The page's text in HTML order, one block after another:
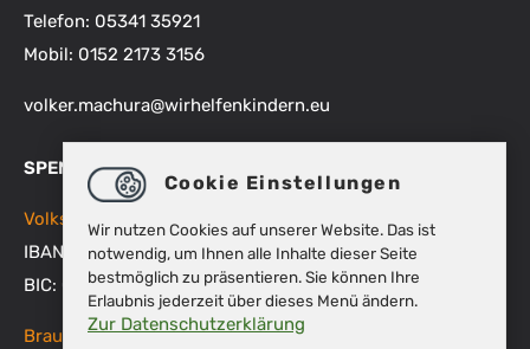
Telefon: 05341 35921
Mobil: 0152 2173 3156
volker.machura@wirhelfenkindern.eu
SPENDENKONTEN
Volksbank BRAWO
IBAN: DE48 2699 1066 1512 9270 00
BIC: GENODEF1WOB
Braunschweigische Landessparkasse
Cookie Einstellungen
Wir nutzen Cookies auf unserer Website. Das ist
notwendig, um Ihnen alle Inhalte dieser Seite
bestmöglich zu präsentieren. Sie können Ihre
Erlaubnis jederzeit über dieses Menü ändern.
Zur Datenschutzerklärung